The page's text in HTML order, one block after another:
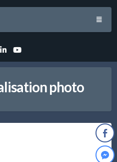
LinkedinYouTube
photo